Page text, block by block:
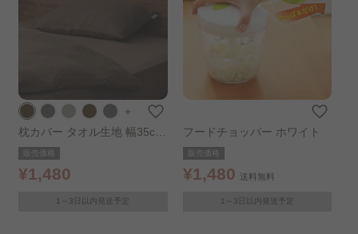
＋
枕カバー タオル生地 幅35cm
ブラウン
販売価格
¥1,480
1～3日以内発送予定
フードチョッパー ホワイト
販売価格
¥1,480 送料無料
1～3日以内発送予定